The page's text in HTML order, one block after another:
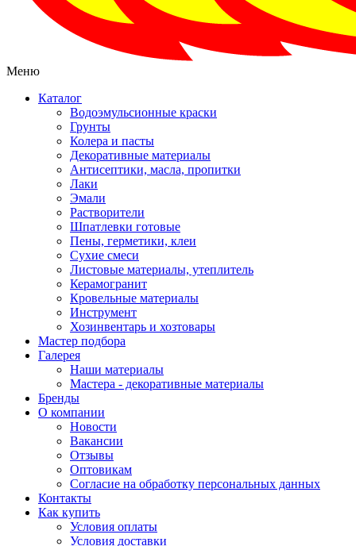
Меню
Каталог
Водоэмульсионные краски
Грунты
Колера и пасты
Декоративные материалы
Антисептики, масла, пропитки
Лаки
Эмали
Растворители
Шпатлевки готовые
Пены, герметики, клеи
Сухие смеси
Листовые материалы, утеплитель
Керамогранит
Кровельные материалы
Инструмент
Хозинвентарь и хозтовары
Мастер подбора
Галерея
Наши материалы
Мастера - декоративные материалы
Бренды
О компании
Новости
Вакансии
Отзывы
Оптовикам
Cогласие на обработку персональных данных
Контакты
Как купить
Условия оплаты
Условия доставки